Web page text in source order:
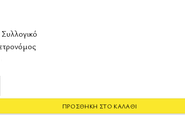
Συλλογικό
ΠΡΟΣΘΉΚΗ ΣΤΟ ΚΑΛΆΘΙ